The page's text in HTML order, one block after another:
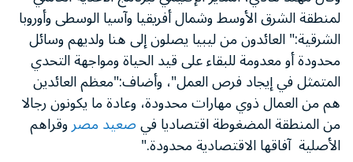
لمنطقة الشرق الأوسط وشمال أفريقيا وآسيا الوسطى وأوروبا
الشرقية:
"العائدون من ليبيا يصلون إلى هنا ولديهم وسائل
محدودة أو معدومة للبقاء على قيد الحياة ومواجهة التحدي
المتمثل في إيجاد فرص العمل"، وأضاف:
"معظم العائدين
هم من العمال ذوي مهارات محدودة، وعادة ما يكونون رجالا
من المنطقة المضغوطة اقتصاديا فيصعيد مصروقراهم
الأصلية آفاقها الاقتصادية محدودة."